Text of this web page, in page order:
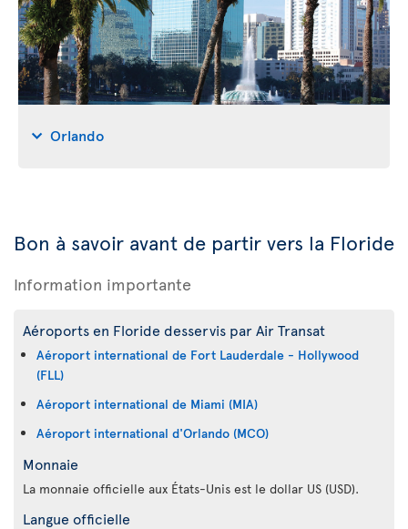
Orlando
Bon à savoir avant de partir vers la Floride
Information importante
Aéroports en Floride desservis par Air Transat
Aéroport international de Fort Lauderdale - Hollywood
(FLL)
Aéroport international de Miami (MIA)
Aéroport international d'Orlando (MCO)
Monnaie
La monnaie officielle aux États-Unis est le dollar US (USD).
Langue officielle